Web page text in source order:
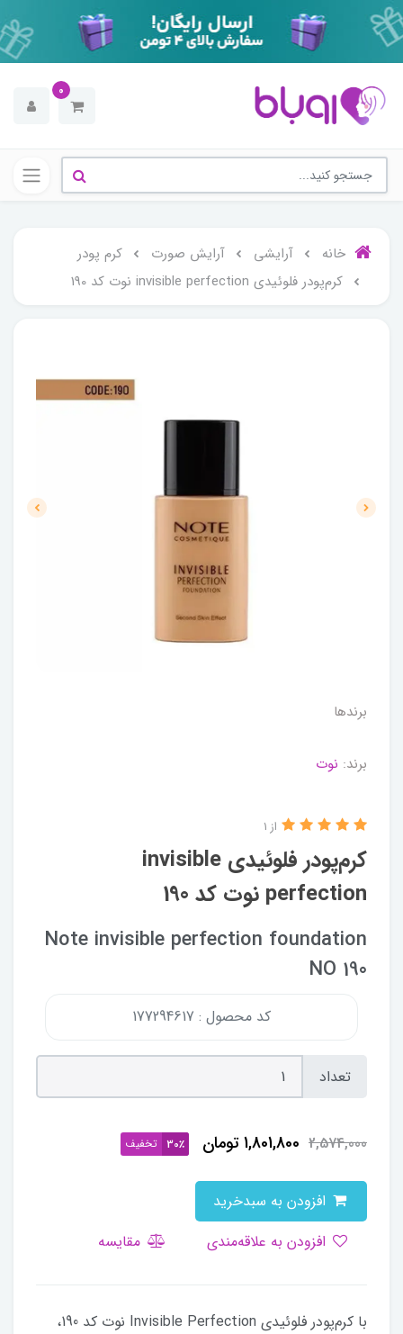
0
خانه آرایشی آرایش صورت
کرم پودر
کرم‌پودر فلوئیدی invisible perfection نوت کد 190
برندها
برند: نوت
کرم‌پودر فلوئیدی invisible
perfection نوت کد 190
از 1
Note invisible perfection foundation
NO 190
کد محصول : 177294617
تعداد
2,574,000
1,801,800تومان 30٪ تخفیف
مقایسه
با کرم‌پودر فلوئیدی Invisible Perfection نوت کد 190،